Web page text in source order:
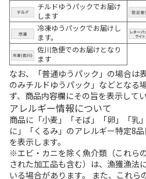
チルドゆうパックでお届け
します
冷凍ゆうパックでお届けし
ます。
佐川急便でのお届けとなり
ます
なお、「普通ゆうパック」の場合は
のみチルドゆうパック」などとなる
ず、商品内容欄にその旨を表示してい
アレルギー情報について
商品に「小麦」「そば」「卵」「乳
に」「くるみ」のアレルギー特定8
を表示します。
※エビ・カニを除く魚介類（これら
された加工品も含む）は、漁獲漁法
いる場合があります。 また、これら